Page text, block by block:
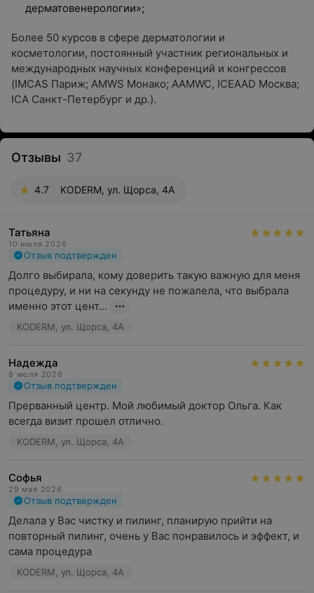
дерматовенерологии»;
Более 50 курсов в сфере дерматологии и
косметологии, постоянный участник региональных и
международных научных конференций и конгрессов
(IMCAS Париж; AMWS Монако; AAMWC, ICEAAD Москва;
ICA Санкт-Петербург и др.).
Отзывы 37
4.7 KODERM, ул. Щорса, 4А
Татьяна
10 июля 2026
Отзыв подтвержден
Долго выбирала, кому доверить такую важную для меня
процедуру, и ни на секунду не пожалела, что выбрала
именно этот цент...
KODERM, ул. Щорса, 4А
Надежда
8 июля 2026
Отзыв подтвержден
Прерванный центр. Мой любимый доктор Ольга. Как
всегда визит прошел отлично.
KODERM, ул. Щорса, 4А
Софья
29 мая 2026
Отзыв подтвержден
Делала у Вас чистку и пилинг, планирую прийти на
повторный пилинг, очень у Вас понравилось и эффект, и
сама процедура
KODERM, ул. Щорса, 4А